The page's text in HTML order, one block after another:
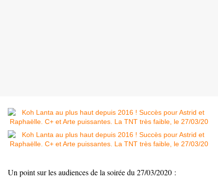
Un point sur les audiences de la soirée du 27/03/2020 :